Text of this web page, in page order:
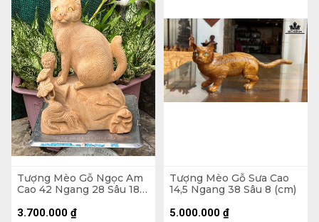
Tượng Mèo Gỗ Ngọc Am
Cao 42 Ngang 28 Sâu 18
3.700.000 ₫
Tượng Mèo Gỗ Sưa Cao
14,5 Ngang 38 Sâu 8 (cm)
5.000.000 ₫